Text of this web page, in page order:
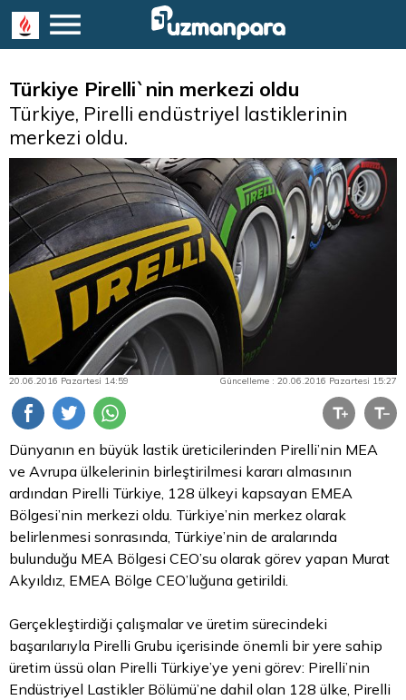
Türkiye Pirelli`nin merkezi oldu
Türkiye, Pirelli endüstriyel lastiklerinin
merkezi oldu.
20.06.2016 Pazartesi 14:59 Güncelleme : 20.06.2016 Pazartesi 15:27
Dünyanın en büyük lastik üreticilerinden Pirelli’nin MEA
ve Avrupa ülkelerinin birleştirilmesi kararı almasının
ardından Pirelli Türkiye, 128 ülkeyi kapsayan EMEA
Bölgesi’nin merkezi oldu. Türkiye’nin merkez olarak
belirlenmesi sonrasında, Türkiye’nin de aralarında
bulunduğu MEA Bölgesi CEO’su olarak görev yapan Murat
Akyıldız, EMEA Bölge CEO’luğuna getirildi.
Gerçekleştirdiği çalışmalar ve üretim sürecindeki
başarılarıyla Pirelli Grubu içerisinde önemli bir yere sahip
üretim üssü olan Pirelli Türkiye’ye yeni görev: Pirelli’nin
Endüstriyel Lastikler Bölümü’ne dahil olan 128 ülke, Pirelli